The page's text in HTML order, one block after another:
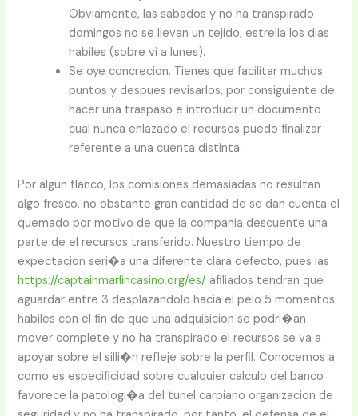
Obviamente, las sabados y no ha transpirado
domingos no se llevan un tejido, estrella los dias
habiles (sobre vi a lunes).
Se oye concrecion. Tienes que facilitar muchos
puntos y despues revisarlos, por consiguiente de
hacer una traspaso e introducir un documento
cual nunca enlazado el recursos puedo finalizar
referente a una cuenta distinta.
Por algun flanco, los comisiones demasiadas no resultan
algo fresco, no obstante gran cantidad de se dan cuenta el
quemado por motivo de que la compania descuente una
parte de el recursos transferido. Nuestro tiempo de
expectacion seri�a una diferente clara defecto, pues las
https://captainmarlincasino.org/es/ afiliados tendran que
aguardar entre 3 desplazandolo hacia el pelo 5 momentos
habiles con el fin de que una adquisicion se podri�an
mover complete y no ha transpirado el recursos se va a
apoyar sobre el silli�n refleje sobre la perfil. Conocemos a
como es especificidad sobre cualquier calculo del banco
favorece la patologi�a del tunel carpiano organizacion de